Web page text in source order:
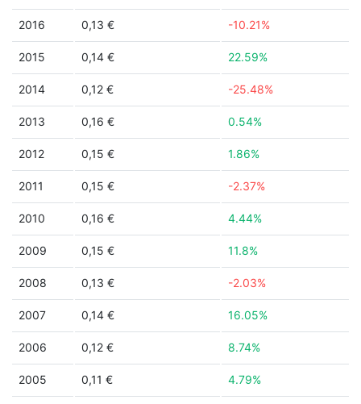
2016 0,13 € -10.21%
2015 0,14 € 22.59%
2014 0,12 € -25.48%
2013 0,16 € 0.54%
2012 0,15 € 1.86%
2011 0,15 € -2.37%
2010 0,16 € 4.44%
2009 0,15 € 11.8%
2008 0,13 € -2.03%
2007 0,14 € 16.05%
2006 0,12 € 8.74%
2005 0,11 € 4.79%